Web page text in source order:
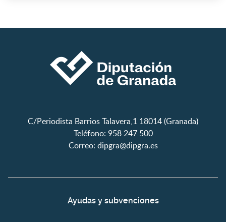
C/Periodista Barrios Talavera,1 18014 (Granada)
Teléfono: 958 247 500
Correo: dipgra@dipgra.es
Ayudas y subvenciones